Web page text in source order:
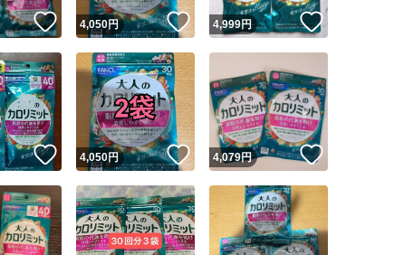
ユーザーの実績について
Yahoo!フリマが定めた一定の基準を満たしたユーザーにバッジ
安心取引出品者
安心取引出品者 Yahoo!フリマの基準をクリアした安心・
取引実績
取引実績◯+ このユーザーはYahoo!フリマの取引を完
この商品の情報をコピーします
商品画像の無断転載は禁止されています
コピーは1商品につき1回 です
いいね！
4,050円 いいね！
4,999円
いいね！
4,050円 いいね！
4,079円